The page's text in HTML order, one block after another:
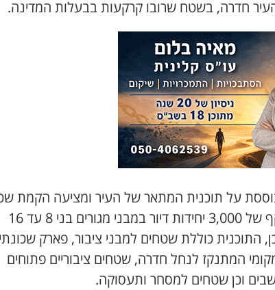
חדרה, בשטח שרובו קרקעות בבעלות המדינה.
על תוכנית המתאר של העיר ומציעה הקמת
מגורים בהיקף של 3,000 יחידות דיור במבני מגורים בני 8 עד 16
התוכנית כוללת שטחים למבני ציבור, פארק שכונתי
המתנקז לנחל חדרה, שטחים ציבוריים פתוחים
וכן שטחים למסחר ותעסוקה.